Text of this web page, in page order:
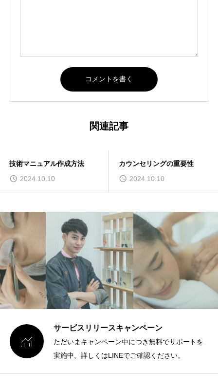
関連記事
カウンセリングの重要性
2024.10.10
行列の絶えない求人戦略
2024.10.10

サービスリリースキャンペーン
ただいまキャンペーン中につき無料でサポートを
実施中。詳しくはLINEでご確認ください。